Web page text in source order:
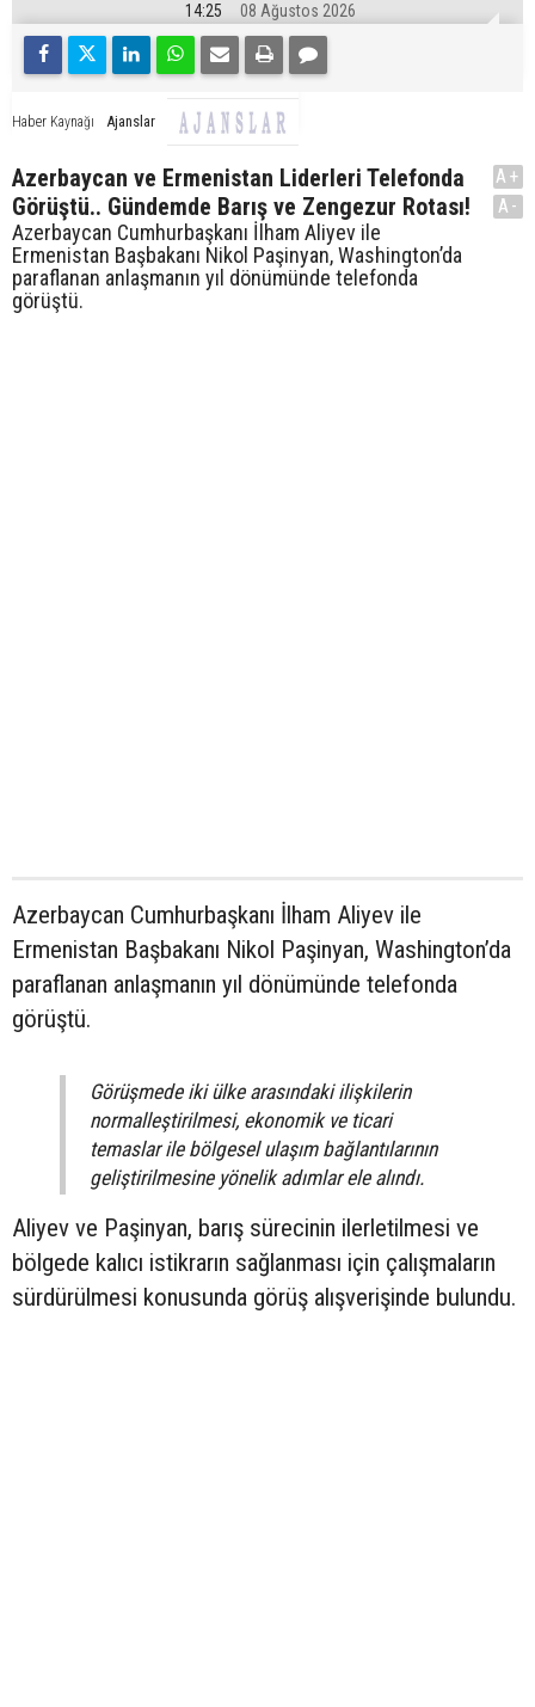
14:25 08 Ağustos 2026
Haber Kaynağı Ajanslar
Azerbaycan ve Ermenistan Liderleri Telefonda
Görüştü.. Gündemde Barış ve Zengezur Rotası!
Azerbaycan Cumhurbaşkanı İlham Aliyev ile
Ermenistan Başbakanı Nikol Paşinyan, Washington’da
paraflanan anlaşmanın yıl dönümünde telefonda
görüştü.
A+
A-
Azerbaycan Cumhurbaşkanı İlham Aliyev ile
Ermenistan Başbakanı Nikol Paşinyan, Washington’da
paraflanan anlaşmanın yıl dönümünde telefonda
görüştü.
Görüşmede iki ülke arasındaki ilişkilerin
normalleştirilmesi, ekonomik ve ticari
temaslar ile bölgesel ulaşım bağlantılarının
geliştirilmesine yönelik adımlar ele alındı.
Aliyev ve Paşinyan, barış sürecinin ilerletilmesi ve
bölgede kalıcı istikrarın sağlanması için çalışmaların
sürdürülmesi konusunda görüş alışverişinde bulundu.